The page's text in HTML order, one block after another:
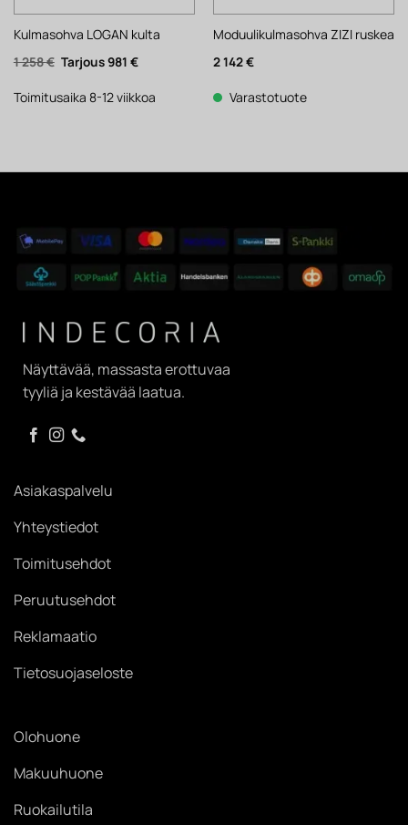
Kulmasohva LOGAN kulta
1 258€ Alkuperäinen
hinta
1
258 €.
981 €Nykyinen
981 €.
Toimitusaika 8-12 viikkoa
Moduulikulmasohva ZIZI ruskea
2 142€
Varastotuote
Näyttävää, massasta erottuvaa
tyyliä ja kestävää laatua.
Asiakaspalvelu
Yhteystiedot
Toimitusehdot
Peruutusehdot
Reklamaatio
Tietosuojaseloste
Olohuone
Makuuhuone
Ruokailutila